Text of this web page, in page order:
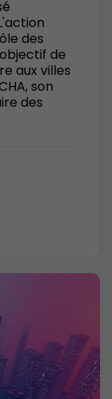
des
de
aux villes
son
des